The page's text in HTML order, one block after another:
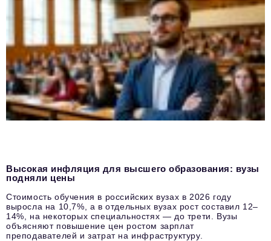
Высокая инфляция для высшего образования: вузы
подняли цены
Стоимость обучения в российских вузах в 2026 году
выросла на 10,7%, а в отдельных вузах рост составил 12–
14%, на некоторых специальностях — до трети. Вузы
объясняют повышение цен ростом зарплат
преподавателей и затрат на инфраструктуру.